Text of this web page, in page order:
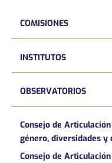
COMISIONES
INSTITUTOS
OBSERVATORIOS
Consejo de
género, diversidades y
Consejo de